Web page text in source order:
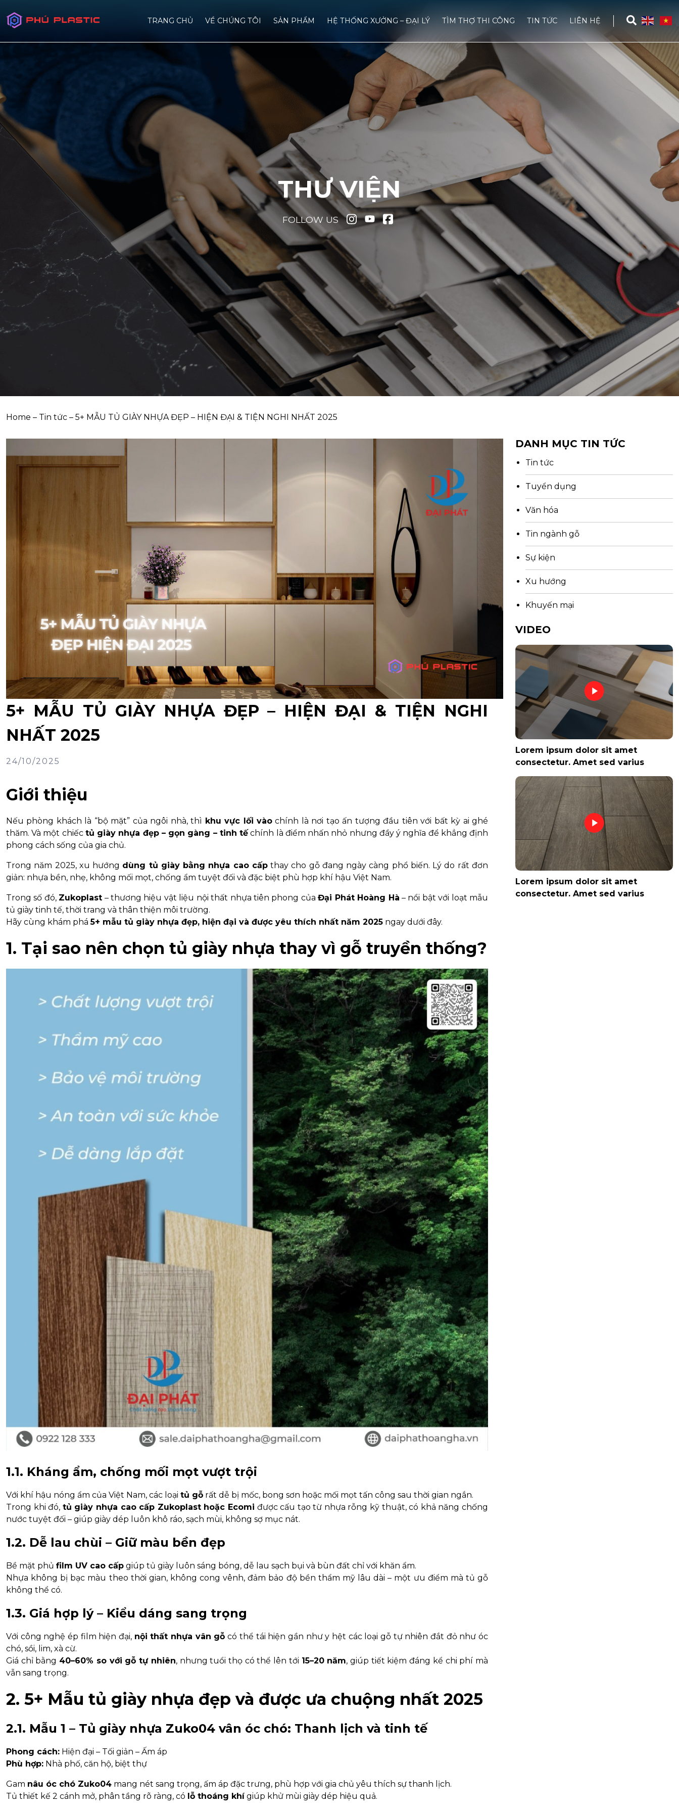
TRANG CHỦ VỀ CHÚNG TÔI SẢN PHẨM HỆ THỐNG XƯỞNG – ĐẠI LÝ TÌM THỢ THI CÔNG TIN TỨC LIÊN HỆ
THƯ VIỆN
FOLLOW US
Home – Tin tức – 5+ MẪU TỦ GIÀY NHỰA ĐẸP – HIỆN ĐẠI & TIỆN NGHI NHẤT 2025
5+ MẪU TỦ GIÀY NHỰA ĐẸP – HIỆN ĐẠI & TIỆN NGHI
NHẤT 2025
24/10/2025
Giới thiệu
Nếu phòng khách là “bộ mặt” của ngôi nhà, thì khu vực lối vào chính là nơi tạo ấn tượng đầu tiên với bất kỳ ai ghé
thăm. Và một chiếc tủ giày nhựa đẹp – gọn gàng – tinh tếchính là điểm nhấn nhỏ nhưng đầy ý nghĩa để khẳng định
phong cách sống của gia chủ.
Trong năm 2025, xu hướng dùng tủ giày bằng nhựa cao cấpthay cho gỗ đang ngày càng phổ biến. Lý do rất đơn
giản: nhựa bền, nhẹ, không mối mọt, chống ẩm tuyệt đối và đặc biệt phù hợp khí hậu Việt Nam.
Trong số đó, Zukoplast – thương hiệu vật liệu nội thất nhựa tiên phong củaĐại Phát Hoàng Hà – nổi bật với loạt mẫu
tủ giày tinh tế, thời trang và thân thiện môi trường.
Hãy cùng khám phá5+ mẫu tủ giày nhựa đẹp, hiện đại và được yêu thích nhất năm 2025 ngay dưới đây.
1. Tại sao nên chọn tủ giày nhựa thay vì gỗ truyền thống?
1.1. Kháng ẩm, chống mối mọt vượt trội
Với khí hậu nóng ẩm của Việt Nam, các loại tủ gỗ rất dễ bị mốc, bong sơn hoặc mối mọt tấn công sau thời gian ngắn.
Trong khi đó, tủ giày nhựa cao cấp Zukoplast hoặc Ecomi được cấu tạo từ nhựa rỗng kỹ thuật, có khả năng chống
nước tuyệt đối – giúp giày dép luôn khô ráo, sạch mùi, không sợ mục nát.
1.2. Dễ lau chùi – Giữ màu bền đẹp
Bề mặt phủ film UV cao cấp giúp tủ giày luôn sáng bóng, dễ lau sạch bụi và bùn đất chỉ với khăn ẩm.
Nhựa không bị bạc màu theo thời gian, không cong vênh, đảm bảo độ bền thẩm mỹ lâu dài – một ưu điểm mà tủ gỗ
không thể có.
1.3. Giá hợp lý – Kiểu dáng sang trọng
Với công nghệ ép film hiện đại, nội thất nhựa vân gỗ có thể tái hiện gần như y hệt các loại gỗ tự nhiên đắt đỏ như óc
chó, sồi, lim, xà cừ.
Giá chỉ bằng 40–60% so với gỗ tự nhiên, nhưng tuổi thọ có thể lên tới 15–20 năm, giúp tiết kiệm đáng kể chi phí mà
vẫn sang trọng.
2. 5+ Mẫu tủ giày nhựa đẹp và được ưa chuộng nhất 2025
2.1. Mẫu 1 – Tủ giày nhựa Zuko04 vân óc chó: Thanh lịch và tinh tế
Phong cách: Hiện đại – Tối giản – Ấm áp
Phù hợp: Nhà phố, căn hộ, biệt thự
Gam nâu óc chó Zuko04 mang nét sang trọng, ấm áp đặc trưng, phù hợp với gia chủ yêu thích sự thanh lịch.
Tủ thiết kế 2 cánh mở, phân tầng rõ ràng, có lỗ thoáng khígiúp khử mùi giày dép hiệu quả.
DANH MỤC TIN TỨC
Tin tức
Tuyển dụng
Văn hóa
Tin ngành gỗ
Sự kiện
Xu hướng
Khuyến mại
VIDEO
Lorem ipsum dolor sit amet
consectetur. Amet sed varius
Lorem ipsum dolor sit amet
consectetur. Amet sed varius